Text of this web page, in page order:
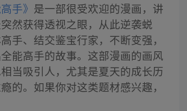
手》 是一部很受欢迎的漫画，讲
然获得透视之眼，从此逆袭蜕
手、结交鉴宝行家，不断变强，
能高手的故事。这部漫画的画风
当吸引人，尤其是夏天的成长历
的。如果你对这类题材感兴趣，